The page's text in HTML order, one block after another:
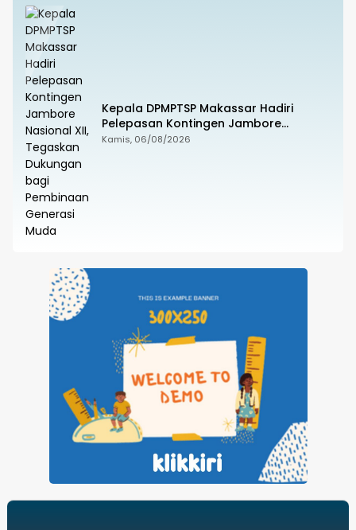
Kepala DPMPTSP Makassar Hadiri
Pelepasan Kontingen Jambore
Nasional XII, Tegaskan Dukungan bagi
Kamis, 06/08/2026